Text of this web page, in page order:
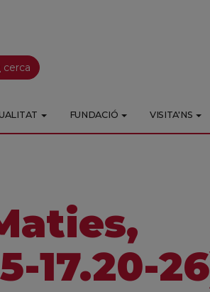
cerca
FUNDACIÓ VISITA'NS
17.20-